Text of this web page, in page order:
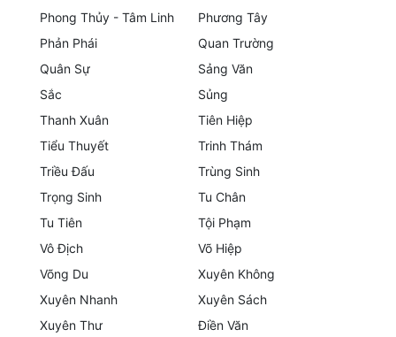
Ngôn Tình
Nữ Phụ
Phong Thủy - Tâm Linh
Phản Phái
Quan Trường
Quân Sự
Sảng Văn
Phong Thủy - Tâm Linh
Phương Tây
Phản Phái
Quan Trường
Quân Sự
Sảng Văn
Sắc
Sủng
Thanh Xuân
Tiên Hiệp
Tiểu Thuyết
Trinh Thám
Triều Đấu
Trùng Sinh
Trọng Sinh
Tu Chân
Tu Tiên
Tội Phạm
Vô Địch
Võ Hiệp
Võng Du
Xuyên Không
Xuyên Nhanh
Xuyên Sách
Xuyên Thư
Điền Văn